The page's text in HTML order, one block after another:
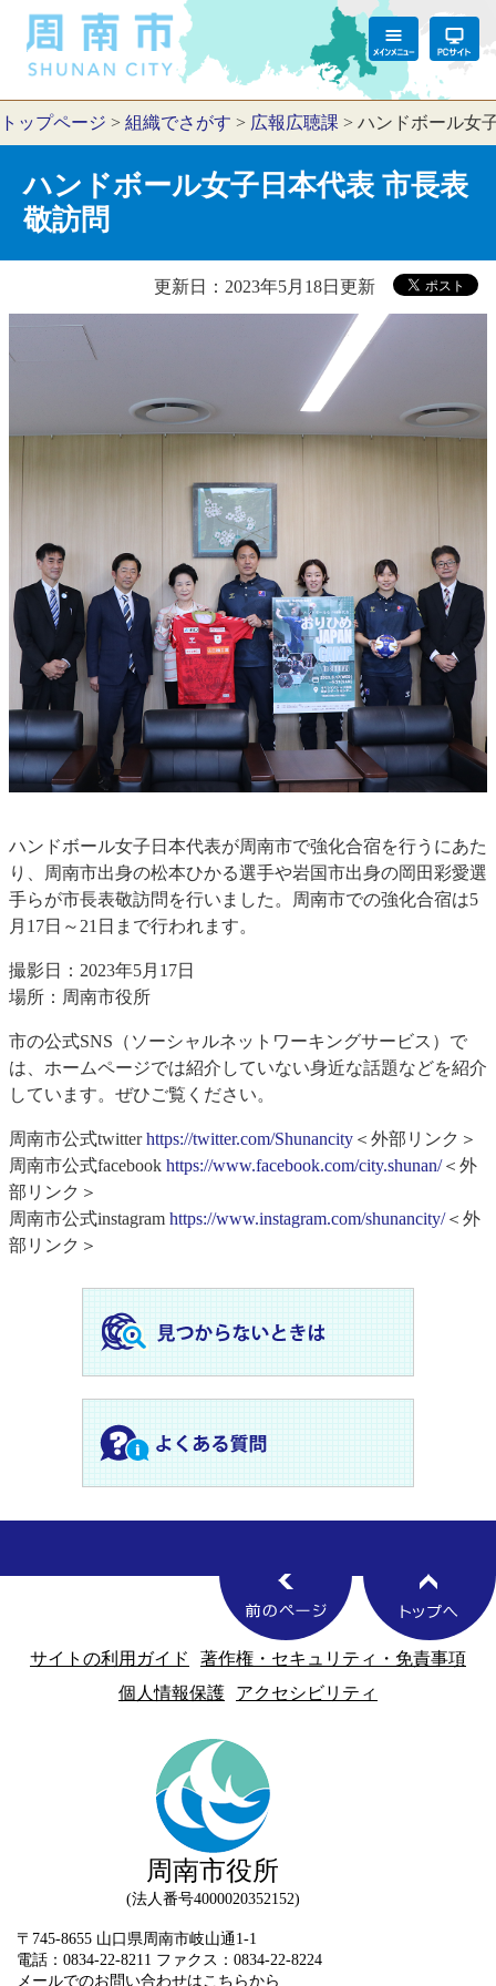
トップページ > 組織でさがす > 広報広聴課 > ハンドボール女
ハンドボール女子日本代表 市長表
敬訪問
更新日：2023年5月18日更新
ハンドボール女子日本代表が周南市で強化合宿を行うにあた
り、周南市出身の松本ひかる選手や岩国市出身の岡田彩愛選
手らが市長表敬訪問を行いました。周南市での強化合宿は5
月17日～21日まで行われます。
撮影日：2023年5月17日
場所：周南市役所
市の公式SNS（ソーシャルネットワーキングサービス）で
は、ホームページでは紹介していない身近な話題などを紹介
しています。ぜひご覧ください。
周南市公式twitterhttps://twitter.com/Shunancity ＜外部リンク＞
周南市公式facebook https://www.facebook.com/city.shunan/＜外
部リンク＞
周南市公式instagram https://www.instagram.com/shunancity/＜外
部リンク＞
サイトの利用ガイド
著作権・セキュリティ・免責事項
個人情報保護
アクセシビリティ
周南市役所
法人番号4000020352152
〒745-8655 山口県周南市岐山通1-1
電話：0834-22-8211 ファクス：0834-22-8224
メールでのお問い合わせはこちらから